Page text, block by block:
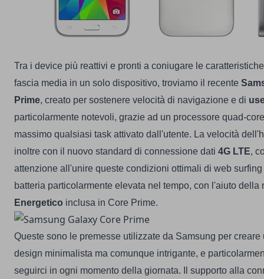
Tra i device più reattivi e pronti a coniugare le
fascia media in un solo dispositivo, troviamo il recente
Prime, creato per sostenere velocità di navigazione e di
particolarmente notevoli, grazie ad un processore quad-
massimo qualsiasi task attivato dall'utente. La velocità
inoltre con il nuovo standard di connessione dati 4G LTE,
attenzione all'unire queste condizioni ottimali di web
batteria particolarmente elevata nel tempo, con l'aiuto
Energetico inclusa in Core Prime.
Queste sono le premesse utilizzate da Samsung per
design minimalista ma comunque intrigante, e
seguirci in ogni momento della giornata. Il supporto alla